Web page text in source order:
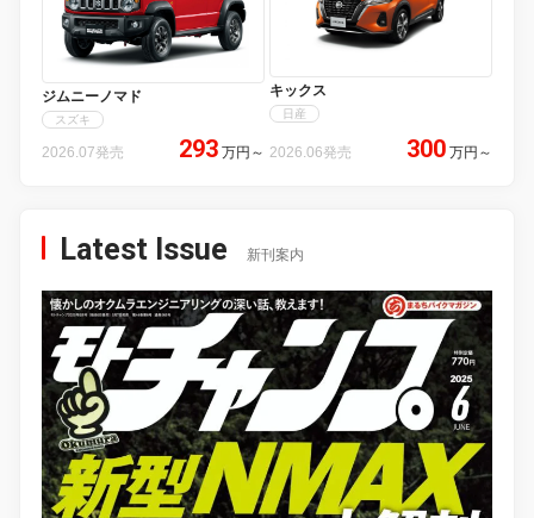
ジムニーノマド
スズキ
2026.07発売 293 万円 ～
キックス
日産
2026.06発売 300 万円 ～
Latest Issue 新刊案内